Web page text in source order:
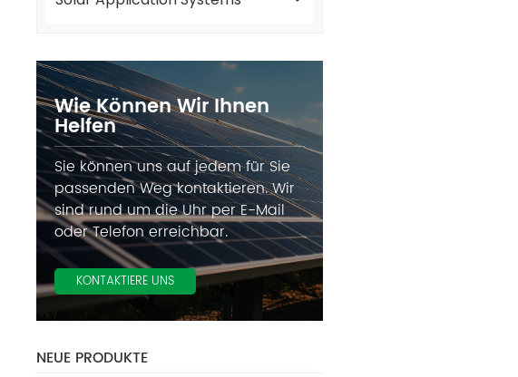
Wie Können Wir Ihnen
Helfen
Sie können uns auf jedem für Sie
passenden Weg kontaktieren. Wir
sind rund um die Uhr per E-Mail
oder Telefon erreichbar.
KONTAKTIERE UNS
NEUE PRODUKTE